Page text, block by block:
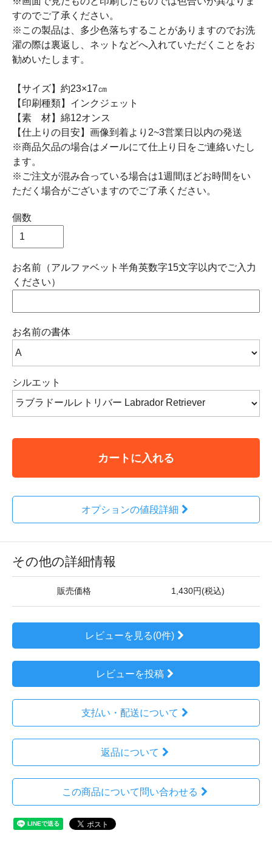
すのでご了承ください。
※この製品は、多少色落ちすることがありますのでお洗
濯の際は裏返し、ネットなどへ入れていただくことをお
勧めいたします。
【サイズ】約23×17㎝
【印刷種類】インクジェット
【素 材】綿12オンス
【仕上りの目安】画像到着より2~3営業日以内の発送
※商品欠品の場合はメールにて仕上り日をご連絡いたし
ます。
※ご注文が混み合っている場合は1週間ほどお時間をい
ただく場合がございますのでご了承ください。
個数
お名前（アルファベット半角英数字15文字以内でご入力
ください）
お名前の書体
シルエット
カートに入れる
オプションの値段詳細
その他の詳細情報
販売価格 1,430円(税込)
レビューを見る(0件)
レビューを投稿
支払い・配送について
返品について
この商品について問い合わせる